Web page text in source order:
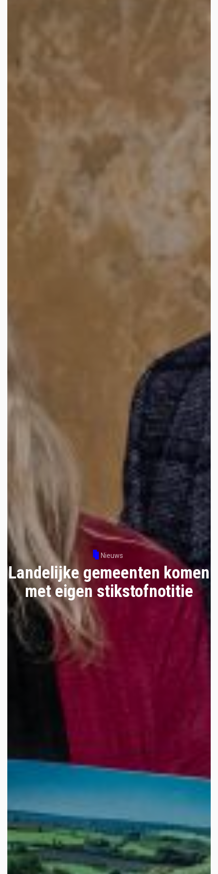
Nieuws
Landelijke gemeenten komen
met eigen stikstofnotitie